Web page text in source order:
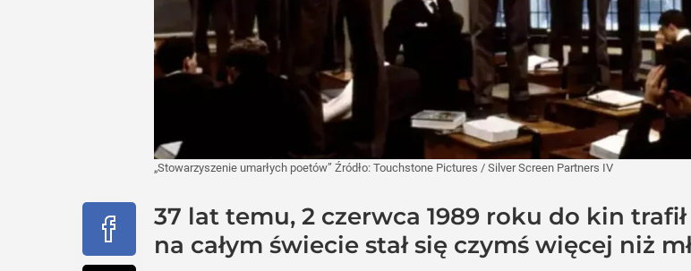
„Stowarzyszenie umarłych poetów” Źródło: Touchstone Pictures / Silver Screen Partners IV
37 lat temu, 2 czerwca 1989 roku do kin
na całym świecie stał się czymś więcej niż